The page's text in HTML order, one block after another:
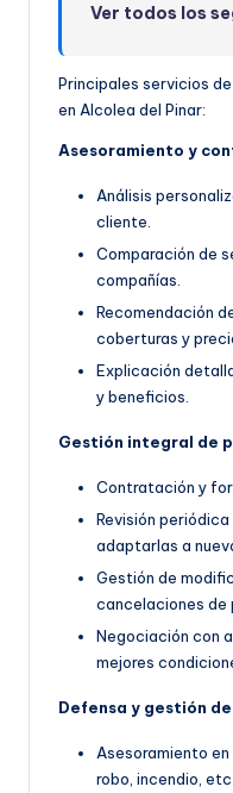
Ver todos los
Principales servicios
en Alcolea del Pinar:
Asesoramiento y
Análisis
cliente.
Comparación de
compañías.
Recomendación
coberturas y
Explicación
y beneficios.
Gestión integral de
Contratación y
Revisión
adaptarlas a
Gestión de
cancelaciones de
Negociación con
mejores
Defensa y gestión
Asesoramiento
robo, incendio,